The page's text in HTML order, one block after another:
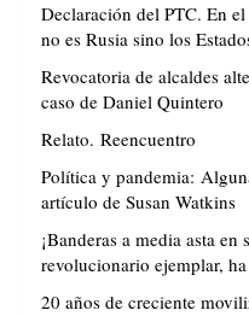
Declaración del PTC. En
no es Rusia sino los
Revocatoria de alcaldes
caso de Daniel Quintero
Relato. Reencuentro
Política y pandemia:
artículo de Susan Watkins
¡Banderas a media asta
revolucionario ejemplar,
20 años de creciente